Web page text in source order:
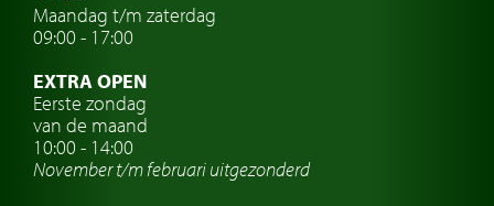
Oldtimer verzekering
Oldtimer reizen
Oldtimerwerkplaats
Automerk horloges
Maandag t/m zaterdag
09:00 - 17:00
EXTRA OPEN
Eerste zondag
van de maand
10:00 - 14:00
November t/m februariuitgezonderd